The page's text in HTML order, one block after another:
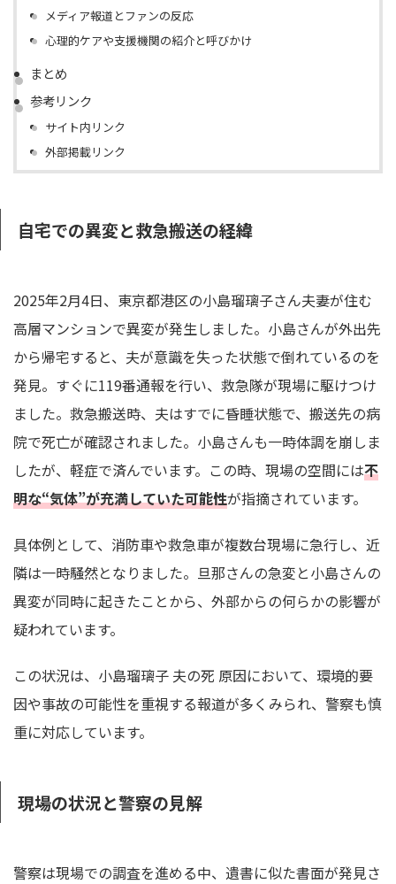
メディア報道とファンの反応
心理的ケアや支援機関の紹介と呼びかけ
まとめ
参考リンク
サイト内リンク
外部掲載リンク
自宅での異変と救急搬送の経緯
2025年2月4日、東京都港区の小島瑠璃子さん夫妻が住む
高層マンションで異変が発生しました。小島さんが外出先
から帰宅すると、夫が意識を失った状態で倒れているのを
発見。すぐに119番通報を行い、救急隊が現場に駆けつけ
ました。救急搬送時、夫はすでに昏睡状態で、搬送先の病
院で死亡が確認されました。小島さんも一時体調を崩しま
したが、軽症で済んでいます。この時、現場の空間には不
明な“気体”が充満していた可能性が指摘されています。
具体例として、消防車や救急車が複数台現場に急行し、近
隣は一時騒然となりました。旦那さんの急変と小島さんの
異変が同時に起きたことから、外部からの何らかの影響が
疑われています。
この状況は、小島瑠璃子 夫の死 原因において、環境的要
因や事故の可能性を重視する報道が多くみられ、警察も慎
重に対応しています。
現場の状況と警察の見解
警察は現場での調査を進める中、遺書に似た書面が発見さ